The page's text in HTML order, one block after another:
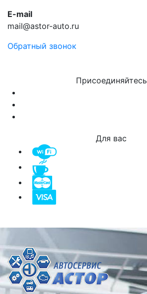
E-mail
mail@astor-auto.ru
Обратный звонок
Присоединяйтесь
Для вас